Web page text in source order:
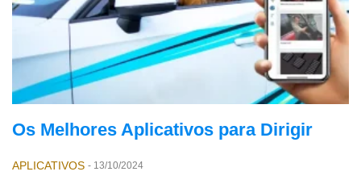
Os Melhores Aplicativos para Dirigir
APLICATIVOS - 13/10/2024